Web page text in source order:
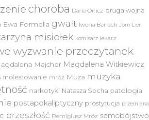
choroba Daria Orlicz druga wojna
Ewa Formella gwałt Iwona Banach Jorn Lier
misiołek komisarz lekarz
wyzwanie przeczytanek
Majcher Magdalena Witkiewicz
molestowanie mróz Muza muzyka
narkotyki Natasza Socha patologia
postapokaliptyczny prostytucja przemiana
przeszłość Remigiusz Mróz samobójstwo